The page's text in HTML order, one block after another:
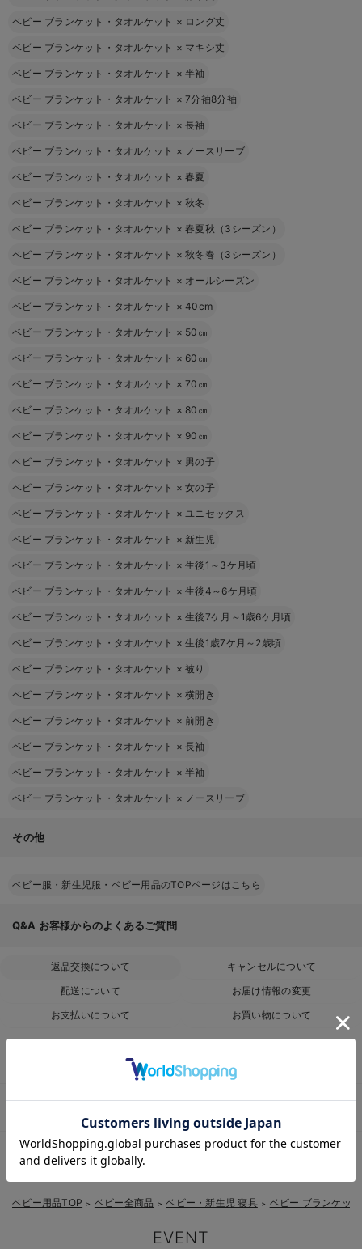
ベビー ブランケット・タオルケット × ロング丈
ベビー ブランケット・タオルケット × マキシ丈
ベビー ブランケット・タオルケット ×半袖
ベビー ブランケット・タオルケット ×7分袖8分袖
ベビー ブランケット・タオルケット ×長袖
ベビー ブランケット・タオルケット × ノースリーブ
ベビー ブランケット・タオルケット ×春夏
ベビー ブランケット・タオルケット ×秋冬
ベビー ブランケット・タオルケット ×春夏秋（3シーズン）
ベビー ブランケット・タオルケット ×秋冬春（3シーズン）
ベビー ブランケット・タオルケット × オールシーズン
ベビー ブランケット・タオルケット ×40cm
ベビー ブランケット・タオルケット × 50㎝
ベビー ブランケット・タオルケット × 60㎝
ベビー ブランケット・タオルケット ×70㎝
ベビー ブランケット・タオルケット × 80㎝
ベビー ブランケット・タオルケット × 90㎝
ベビー ブランケット・タオルケット × 男の子
ベビー ブランケット・タオルケット ×女の子
ベビー ブランケット・タオルケット ×ユニセックス
ベビー ブランケット・タオルケット × 新生児
ベビー ブランケット・タオルケット ×生後1～3ケ月頃
ベビー ブランケット・タオルケット ×生後4～6ケ月頃
ベビー ブランケット・タオルケット ×生後7ケ月～1歳6ケ月頃
ベビー ブランケット・タオルケット ×生後1歳7ケ月～2歳頃
ベビー ブランケット・タオルケット ×被り
ベビー ブランケット・タオルケット ×横開き
ベビー ブランケット・タオルケット ×前開き
ベビー ブランケット・タオルケット ×長袖
ベビー ブランケット・タオルケット ×半袖
ベビー ブランケット・タオルケット × ノースリーブ
その他
ベビー服・新生児服・ベビー用品のTOPページはこちら
Q&A お客様からのよくあるご質問
返品交換について
キャンセルについて
配送について
お届け情報の変更
お支払いについて
お買い物について
返品条件はありますか？
届いた商品に不具合があった為、交換・返品したい
お気に入り商品を確認する
ベビー用品TOP ＞ ベビー全商品 ＞ ベビー・新生児 寝具 ＞ ベビー ブランケッ
EVENT